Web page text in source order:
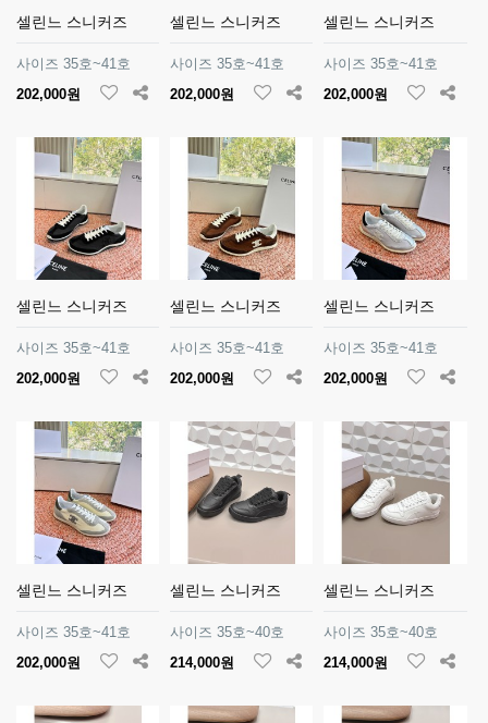
셀린느 스니커즈
사이즈 35호~41호
202,000원
셀린느 스니커즈
사이즈 35호~41호
202,000원
셀린느 스니커즈
사이즈 35호~41호
202,000원
셀린느 스니커즈
사이즈 35호~41호
202,000원
셀린느 스니커즈
사이즈 35호~41호
202,000원
셀린느 스니커즈
사이즈 35호~41호
202,000원
셀린느 스니커즈
사이즈 35호~41호
202,000원
셀린느 스니커즈
사이즈 35호~40호
214,000원
셀린느 스니커즈
사이즈 35호~40호
214,000원